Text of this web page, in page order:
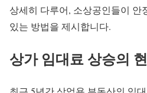
상세히 다루어, 소상공인들이 안
있는 방법을 제시합니다.
상가 임대료 상승의